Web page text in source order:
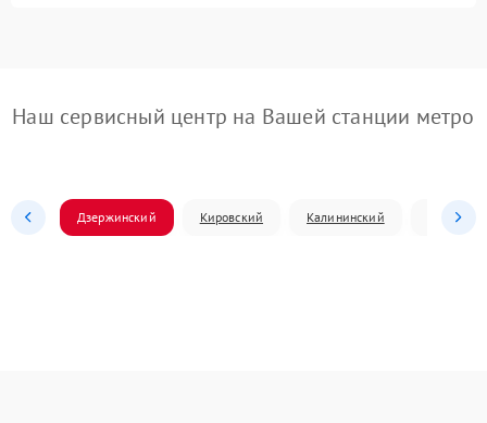
Наш сервисный центр на Вашей станции метро
Дзержинский Кировский Калининский